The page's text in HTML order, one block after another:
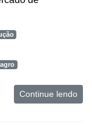
Continue lendo